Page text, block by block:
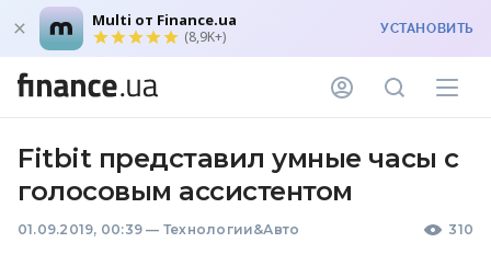
Multi от Finance.ua
(8,9K+) УСТАНОВИТЬ
Fitbit представил умные часы с
голосовым ассистентом
01.09.2019, 00:39 — Технологии&Авто 310